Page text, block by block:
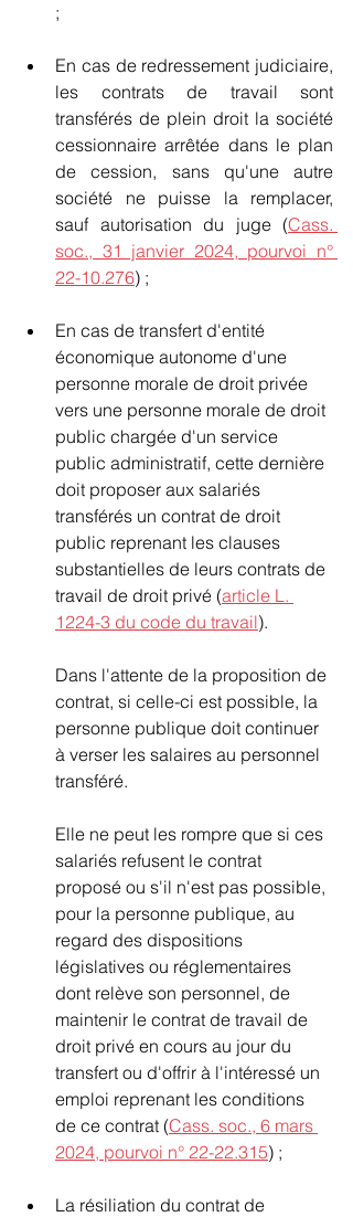
;
En cas de redressement judiciaire,
les contrats de travail sont
transférés de plein droit la société
cessionnaire arrêtée dans le plan
de cession, sans qu'une autre
société ne puisse la remplacer,
sauf autorisation du juge (Cass.
soc., 31 janvier 2024, pourvoi n°
22-10.276) ;
En cas de transfert d'entité
économique autonome d'une
personne morale de droit privée
vers une personne morale de droit
public chargée d'un service
public administratif, cette dernière
doit proposer aux salariés
transférés un contrat de droit
public reprenant les clauses
substantielles de leurs contrats de
travail de droit privé (article L.
1224-3 du code du travail).
Dans l'attente de la proposition de
contrat, si celle-ci est possible, la
personne publique doit continuer
à verser les salaires au personnel
transféré.
Elle ne peut les rompre que si ces
salariés refusent le contrat
proposé ou s'il n'est pas possible,
pour la personne publique, au
regard des dispositions
législatives ou réglementaires
dont relève son personnel, de
maintenir le contrat de travail de
droit privé en cours au jour du
transfert ou d'offrir à l'intéressé un
emploi reprenant les conditions
de ce contrat (Cass. soc., 6 mars
2024, pourvoi n° 22-22.315) ;
La résiliation du contrat de